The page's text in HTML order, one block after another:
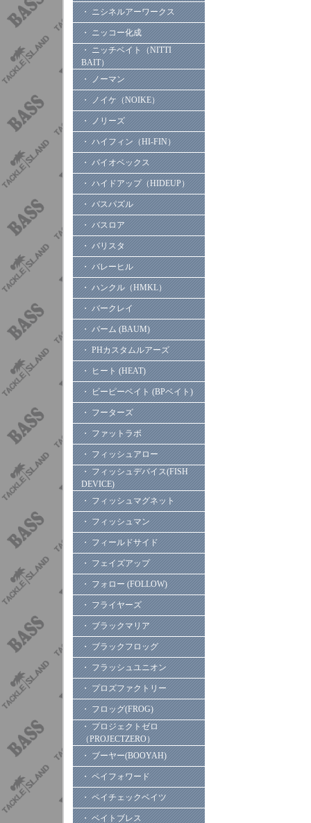
・ ニシネルアーワークス
・ ニッコー化成
・ ニッチベイト（NITTI
BAIT）
・ ノーマン
・ ノイケ（NOIKE）
・ ノリーズ
・ ハイフィン（HI-FIN）
・ バイオベックス
・ ハイドアップ（HIDEUP）
・ バスパズル
・ バスロア
・ バリスタ
・ バレーヒル
・ ハンクル（HMKL）
・ バークレイ
・ バーム (BAUM)
・ PHカスタムルアーズ
・ ヒート (HEAT)
・ ビーピーベイト (BPベイト)
・ フーターズ
・ ファットラボ
・ フィッシュアロー
・ フィッシュデバイス(FISH
DEVICE)
・ フィッシュマグネット
・ フィッシュマン
・ フィールドサイド
・ フェイズアップ
・ フォロー (FOLLOW)
・ フライヤーズ
・ ブラックマリア
・ ブラックフロッグ
・ フラッシュユニオン
・ プロズファクトリー
・ フロッグ(FROG)
・ プロジェクトゼロ
（PROJECTZERO）
・ ブーヤー(BOOYAH)
・ ペイフォワード
・ ペイチェックベイツ
・ ベイトブレス